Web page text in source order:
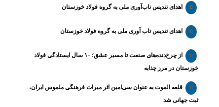
اهدای تندیس تاب‌آوری ملی به گروه فولاد خوزستان
اهدای تندیس تاب آوری ملی به گروه فولاد خوزستان
از چرخ‌دنده‌های صنعت تا مسیر عشق؛ ۱۰ سال ایستادگی فولاد
خوزستان در مرز چذابه
قلعه الموت به عنوان سی‌امین اثر میراث‌ فرهنگی ملموس ایران،
ثبت جهانی شد